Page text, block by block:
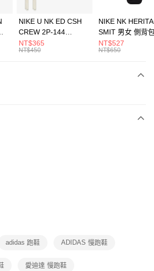
」】
服務後，再付款。
帳流程】
先享後付」後，將跳轉至「AFTEE先享後付」
將收到繳費通知簡訊。
14天內，點擊此簡訊中的連結，可透過四大超商／
方式進行付款，方視為交易完成。
先享後付 」之結帳頁面顯示為準，若有關於
取消欲退款等相關疑問，請聯繫「AFTEE先享後付
support/home
有限公司提供之「AFTEE先享後付」服務完成之交
含以上)免運費
含以上)免運費
含以上)免運費
NIKE U NK ED CSH
CREW 2P-144
EMBRDY 男女 短統襪
FZ3073133
NT$365
NT$450
NIKE NK
SMIT 男女 側背
BA5871010
NT$527
NT$650
adidas 跑鞋 ADIDAS 慢跑鞋
愛迪達 慢跑鞋